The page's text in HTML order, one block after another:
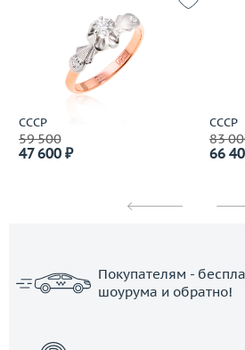
СССР
59 500
47 600 ₽
СССР
83
66
Покупателям -
шоурума и обратно!